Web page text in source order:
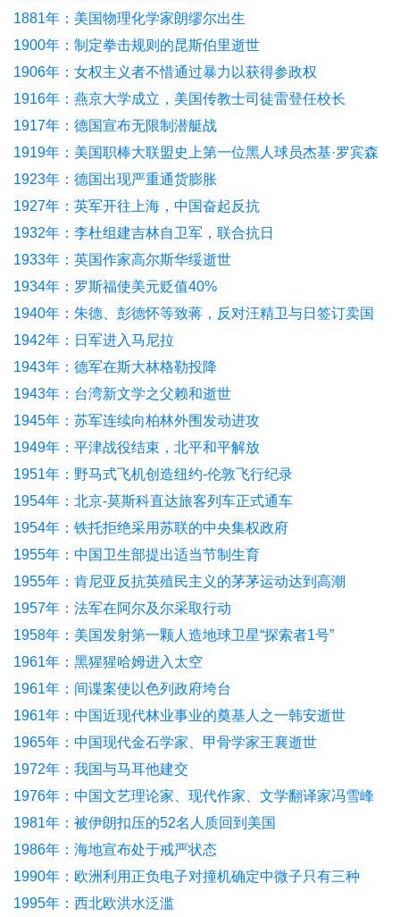
1881年：美国物理化学家朗缪尔出生
1900年：制定拳击规则的昆斯伯里逝世
1906年：女权主义者不惜通过暴力以获得参政权
1916年：燕京大学成立，美国传教士司徒雷登任校长
1917年：德国宣布无限制潜艇战
1919年：美国职棒大联盟史上第一位黑人球员杰基·罗宾森
出生
1923年：德国出现严重通货膨胀
1927年：英军开往上海，中国奋起反抗
1932年：李杜组建吉林自卫军，联合抗日
1933年：英国作家高尔斯华绥逝世
1934年：罗斯福使美元贬值40%
1940年：朱德、彭德怀等致蒋，反对汪精卫与日签订卖国
密约
1942年：日军进入马尼拉
1943年：德军在斯大林格勒投降
1943年：台湾新文学之父赖和逝世
1945年：苏军连续向柏林外围发动进攻
1949年：平津战役结束，北平和平解放
1951年：野马式飞机创造纽约-伦敦飞行纪录
1954年：北京-莫斯科直达旅客列车正式通车
1954年：铁托拒绝采用苏联的中央集权政府
1955年：中国卫生部提出适当节制生育
1955年：肯尼亚反抗英殖民主义的茅茅运动达到高潮
1957年：法军在阿尔及尔采取行动
1958年：美国发射第一颗人造地球卫星“探索者1号”
1961年：黑猩猩哈姆进入太空
1961年：间谍案使以色列政府垮台
1961年：中国近现代林业事业的奠基人之一韩安逝世
1965年：中国现代金石学家、甲骨学家王襄逝世
1972年：我国与马耳他建交
1976年：中国文艺理论家、现代作家、文学翻译家冯雪峰
逝世
1981年：被伊朗扣压的52名人质回到美国
1986年：海地宣布处于戒严状态
1990年：欧洲利用正负电子对撞机确定中微子只有三种
1995年：西北欧洪水泛滥